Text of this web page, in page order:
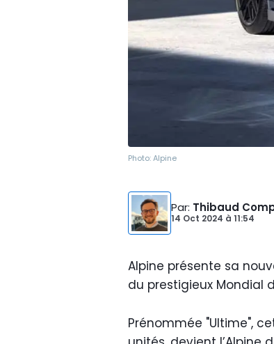
Photo:Alpine
Par: Thibaud
14 Oct 2024 à 11:54
Alpine présente sa
du prestigieux Mondial
Prénommée "Ultime",